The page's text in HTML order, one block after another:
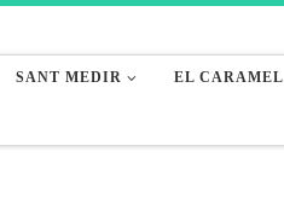
SANT MEDIR EL CARAMEL